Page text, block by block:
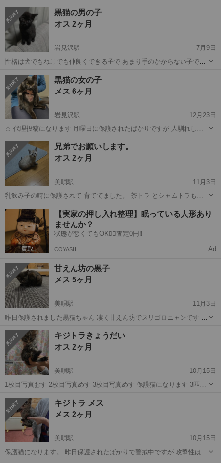
だと思います。避妊済みでしたので 飼い主さん現れるのを見守ってい
たけど飼い主は 現れず...
北海道 美唄市 岩見沢駅
黒猫の男の子
オス 2ヶ月
岩見沢駅
7月9日
性格は犬でもねこでも仲良くできる子で あまり手のかからない子です
保護依頼による引き取りの子になります。 飼い主居ないことは確認済
み。 野良猫さんなの...
北海道 美唄市 岩見沢駅
黒猫の女の子
メス 6ヶ月
岩見沢駅
12月23日
☆ 代理投稿になります 月曜日に保護されたばかりですが 人馴れして
病院へ行き避妊手術済みです 耳ダニもいません 念の為回虫駆除済み
ワクチンは来週します。 ...
北海道 美唄市 岩見沢駅 猫
兄弟でお願いします。
オス 2ヶ月
美唄駅
11月3日
乳飲み子の時に保護されて 育ててました。 茶トラ とシャムトラも元
確実済みです。 2匹とも特に問題なく育ちました。 今は3回のご飯パウ
チーとカリカリを朝晩...
北海道 美唄市 美唄駅 猫 去勢手術
【実家の押し入れ整理】眠っている人形あり
ませんか？
状態が悪くてもOK🙆‍♀️査定0円‼️
COYASH Ad
甘えん坊の黒子
メス 5ヶ月
美唄駅
11月3日
昨日保護されました黒猫ちゃん 凄く甘えん坊でスリゴロニャンです 写
もいません 明日11月4日避妊手術予約してます。 ワクチンもその時に
します。 飼い主居な...
北海道 美唄市 猫
キジトラきょうだい
オス 2ヶ月
美唄駅
10月15日
1枚目写真おす 2枚目写真めす 3枚目写真めす 保護猫になります 3匹と
最初は目やにありましたが 今は良くなりました 飼い主居ないことは確
認済み 警察に届...
北海道 美唄市
キジトラ メス
メス 2ヶ月
美唄駅
10月15日
保護猫になります。 昨日保護されたばかりで警戒中ですが 攻撃性はな